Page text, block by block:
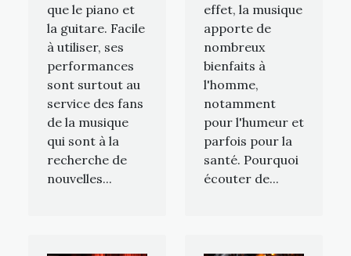
que le piano et
la guitare. Facile
à utiliser, ses
performances
sont surtout au
service des fans
de la musique
qui sont à la
recherche de
nouvelles...
effet, la musique
apporte de
nombreux
bienfaits à
l'homme,
notamment
pour l'humeur et
parfois pour la
santé. Pourquoi
écouter de...